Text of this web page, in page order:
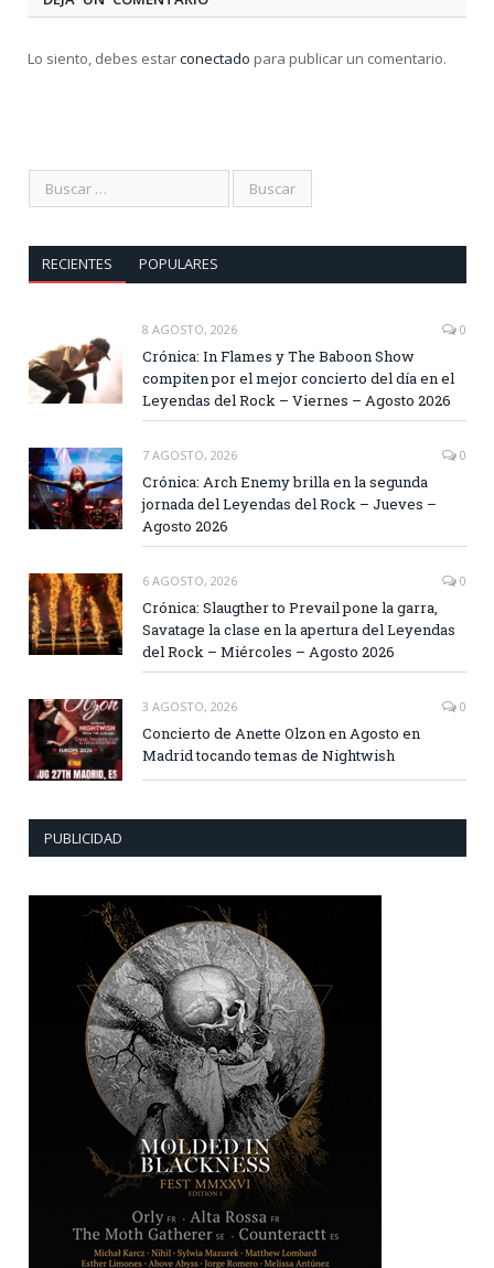
Lo siento, debes estarconectado para publicar un comentario.
RECIENTES POPULARES
8 AGOSTO, 2026 0
Crónica: In Flames y The Baboon Show
compiten por el mejor concierto del día en el
Leyendas del Rock – Viernes – Agosto 2026
7 AGOSTO, 2026 0
Crónica: Arch Enemy brilla en la segunda
jornada del Leyendas del Rock – Jueves –
Agosto 2026
6 AGOSTO, 2026 0
Crónica: Slaugther to Prevail pone la garra,
Savatage la clase en la apertura del Leyendas
del Rock – Miércoles – Agosto 2026
3 AGOSTO, 2026 0
Concierto de Anette Olzon en Agosto en
Madrid tocando temas de Nightwish
PUBLICIDAD